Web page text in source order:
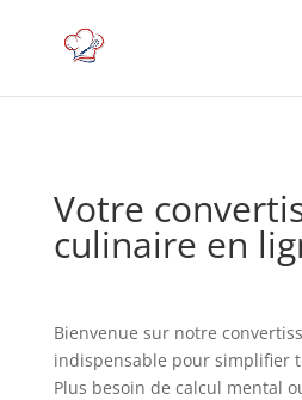
Votre
culinaire en
Bienvenue sur notre
indispensable pour simplifier
Plus besoin de calcul mental